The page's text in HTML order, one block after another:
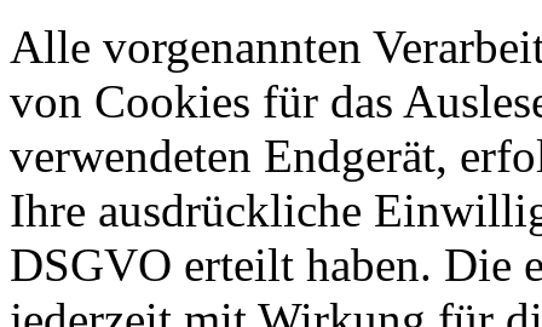
Alle vorgenannten
von Cookies für das
verwendeten Endgerät,
Ihre ausdrückliche
DSGVO erteilt haben. Die